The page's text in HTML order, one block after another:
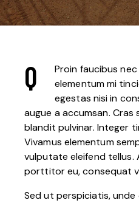
Q
Proin faucibus
elementum mi
egestas nisi in
augue a accumsan.
blandit pulvinar. Integer
Vivamus elementum
vulputate eleifend tellus.
porttitor eu, consequat
Sed ut perspiciatis,